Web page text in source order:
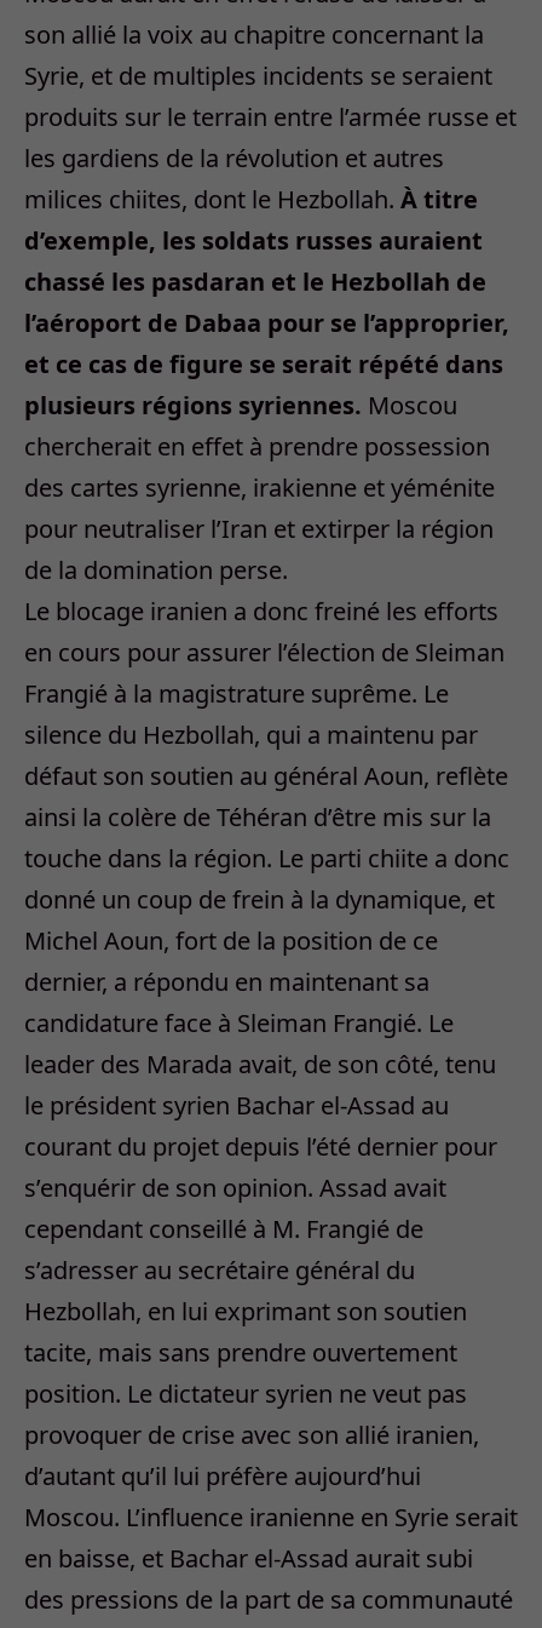
son allié la voix au chapitre concernant la
Syrie, et de multiples incidents se seraient
produits sur le terrain entre l’armée russe et
les gardiens de la révolution et autres
milices chiites, dont le Hezbollah. À titre
d’exemple, les soldats russes auraient
chassé les pasdaran et le Hezbollah de
l’aéroport de Dabaa pour se l’approprier,
et ce cas de figure se serait répété dans
plusieurs régions syriennes. Moscou
chercherait en effet à prendre possession
des cartes syrienne, irakienne et yéménite
pour neutraliser l’Iran et extirper la région
de la domination perse.
Le blocage iranien a donc freiné les efforts
en cours pour assurer l’élection de Sleiman
Frangié à la magistrature suprême. Le
silence du Hezbollah, qui a maintenu par
défaut son soutien au général Aoun, reflète
ainsi la colère de Téhéran d’être mis sur la
touche dans la région. Le parti chiite a donc
donné un coup de frein à la dynamique, et
Michel Aoun, fort de la position de ce
dernier, a répondu en maintenant sa
candidature face à Sleiman Frangié. Le
leader des Marada avait, de son côté, tenu
le président syrien Bachar el-Assad au
courant du projet depuis l’été dernier pour
s’enquérir de son opinion. Assad avait
cependant conseillé à M. Frangié de
s’adresser au secrétaire général du
Hezbollah, en lui exprimant son soutien
tacite, mais sans prendre ouvertement
position. Le dictateur syrien ne veut pas
provoquer de crise avec son allié iranien,
d’autant qu’il lui préfère aujourd’hui
Moscou. L’influence iranienne en Syrie serait
en baisse, et Bachar el-Assad aurait subi
des pressions de la part de sa communauté